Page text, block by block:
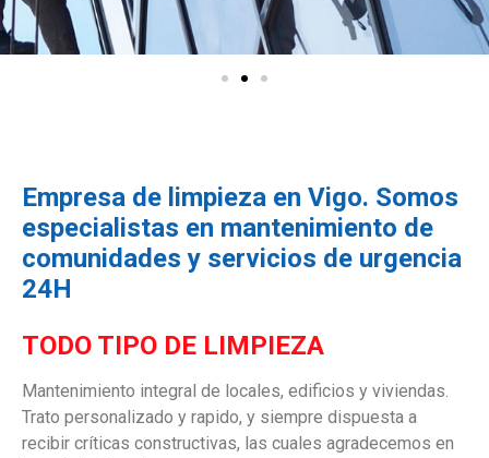
Empresa de limpieza en Vigo. Somos
especialistas en mantenimiento de
comunidades y servicios de urgencia
24H
TODO TIPO DE LIMPIEZA
Mantenimiento integral de locales, edificios y viviendas.
Trato personalizado y rapido, y siempre dispuesta a
recibir críticas constructivas, las cuales agradecemos en